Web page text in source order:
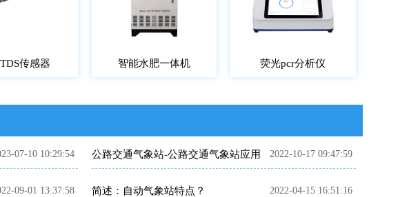
传感器 智能水肥一体机 荧光pcr分析仪
07-10 10:29:54 公路交通气象站-公路交通气象站应用 2022-10-17 09:47:59
09-01 13:37:58 简述：自动气象站特点？ 2022-04-15 16:51:16